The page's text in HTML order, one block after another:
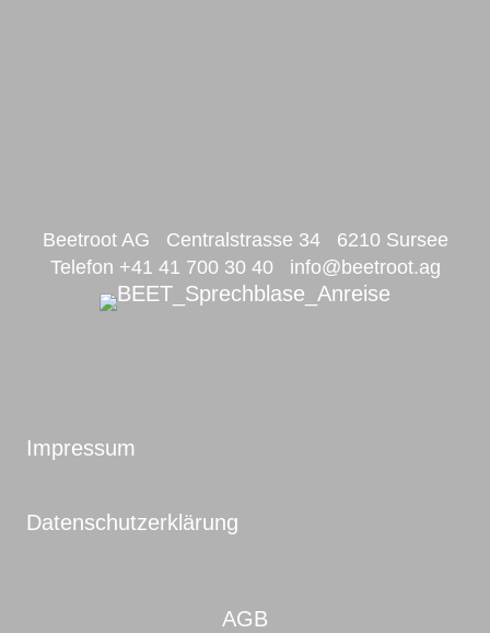
Beetroot AG Centralstrasse 34 6210 Sursee
Telefon +41 41 700 30 40 info@beetroot.ag
Impressum
Datenschutzerklärung
AGB